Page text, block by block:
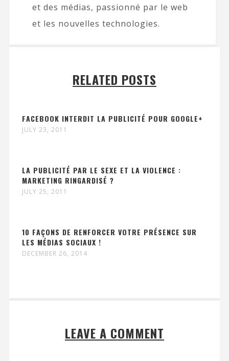
et des médias, passionné par le web
et les nouvelles technologies.
RELATED POSTS
FACEBOOK INTERDIT LA PUBLICITÉ POUR GOOGLE+
JULY 23, 2011
LA PUBLICITÉ PAR LE SEXE ET LA VIOLENCE :
MARKETING RINGARDISÉ ?
JULY 25, 2011
10 FAÇONS DE RENFORCER VOTRE PRÉSENCE SUR
LES MÉDIAS SOCIAUX !
DECEMBER 26, 2014
LEAVE A COMMENT